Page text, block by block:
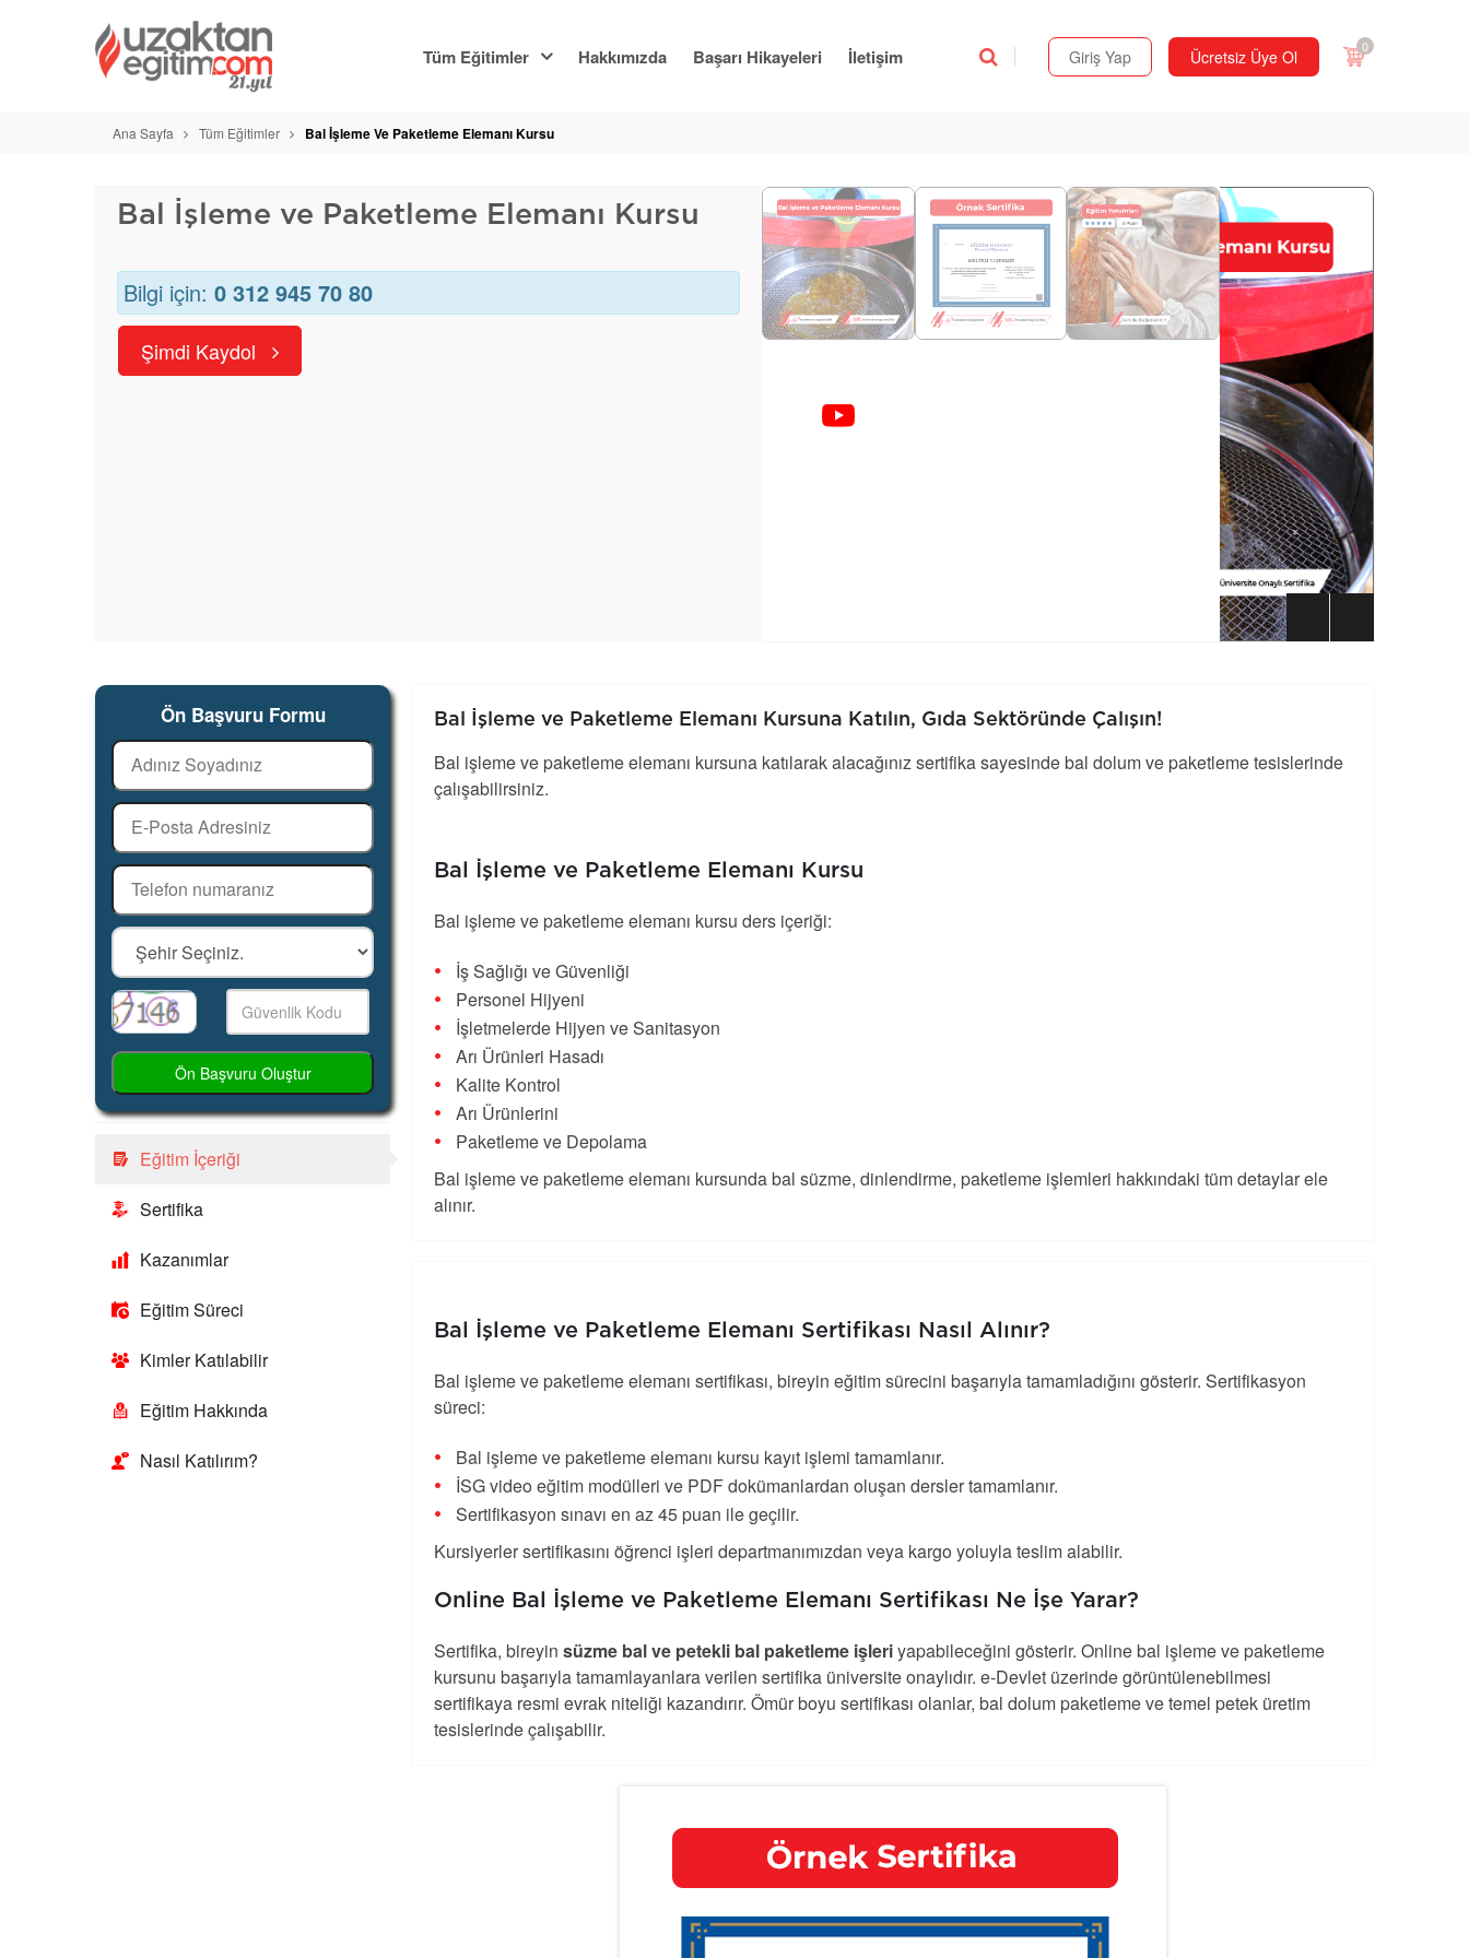
Tüm Eğitimler Hakkımızda Başarı Hikayeleri İletişim Giriş Yap Ücretsiz Üye Ol 0
Ana Sayfa Tüm Eğitimler Bal İşleme Ve Paketleme Elemanı Kursu
Bal İşleme ve Paketleme Elemanı Kursu
Bilgi için: 0 312 945 70 80
Şimdi Kaydol
Ön Başvuru Formu
Ön Başvuru Oluştur
Eğitim İçeriği
Sertifika
Kazanımlar
Eğitim Süreci
Kimler Katılabilir
Eğitim Hakkında
Nasıl Katılırım?
Bal İşleme ve Paketleme Elemanı Kursuna Katılın, Gıda Sektöründe Çalışın!
Bal işleme ve paketleme elemanı kursuna katılarak alacağınız sertifika sayesinde bal dolum ve paketleme tesislerinde
çalışabilirsiniz.
Bal İşleme ve Paketleme Elemanı Kursu
Bal işleme ve paketleme elemanı kursu ders içeriği:
İş Sağlığı ve Güvenliği
Personel Hijyeni
İşletmelerde Hijyen ve Sanitasyon
Arı Ürünleri Hasadı
Kalite Kontrol
Arı Ürünlerini
Paketleme ve Depolama
Bal işleme ve paketleme elemanı kursunda bal süzme, dinlendirme, paketleme işlemleri hakkındaki tüm detaylar ele
alınır.
Bal İşleme ve Paketleme Elemanı Sertifikası Nasıl Alınır?
Bal işleme ve paketleme elemanı sertifikası, bireyin eğitim sürecini başarıyla tamamladığını gösterir. Sertifikasyon
süreci:
Bal işleme ve paketleme elemanı kursu kayıt işlemi tamamlanır.
İSG video eğitim modülleri ve PDF dokümanlardan oluşan dersler tamamlanır.
Sertifikasyon sınavı en az 45 puan ile geçilir.
Kursiyerler sertifikasını öğrenci işleri departmanımızdan veya kargo yoluyla teslim alabilir.
Online Bal İşleme ve Paketleme Elemanı Sertifikası Ne İşe Yarar?
Sertifika, bireyin süzme bal ve petekli bal paketleme işleriyapabileceğini gösterir. Online bal işleme ve paketleme
kursunu başarıyla tamamlayanlara verilen sertifika üniversite onaylıdır. e-Devlet üzerinde görüntülenebilmesi
sertifikaya resmi evrak niteliği kazandırır. Ömür boyu sertifikası olanlar, bal dolum paketleme ve temel petek üretim
tesislerinde çalışabilir.